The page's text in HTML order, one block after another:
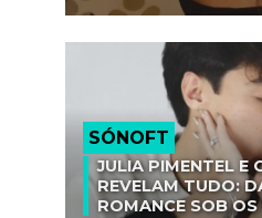
SÓNOFT
JULIA PIMENTEL E
REVELAM TUDO:
ROMANCE SOB